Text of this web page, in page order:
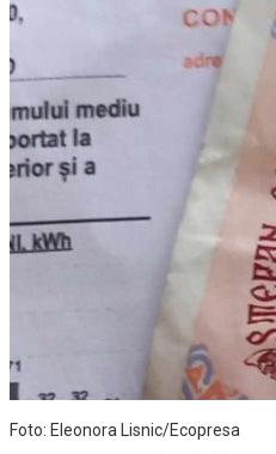
Foto: Eleonora Lisnic/Ecopresa